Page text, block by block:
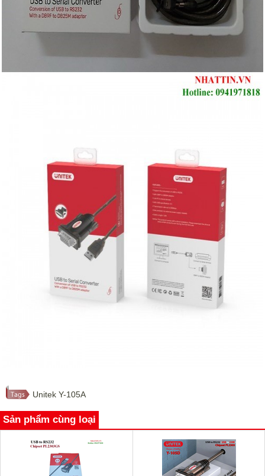
Unitek Y-105A
Sản phẩm cùng loại